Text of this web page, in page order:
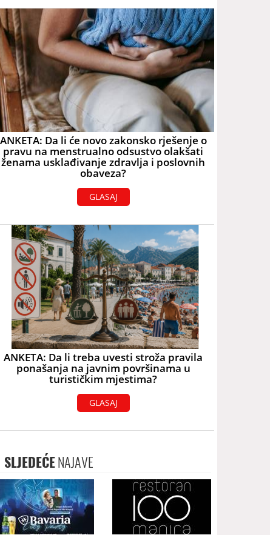
ANKETA: Da li će novo zakonsko rješenje o
pravu na menstrualno odsustvo olakšati
ženama usklađivanje zdravlja i poslovnih
obaveza?
GLASAJ
ANKETA: Da li treba uvesti stroža pravila
ponašanja na javnim površinama u
turističkim mjestima?
GLASAJ
SLJEDEĆENAJAVE